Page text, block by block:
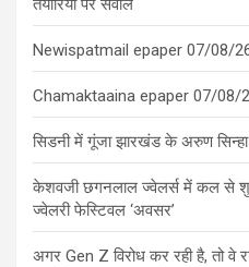
तैयारियों पर सवाल
Newispatmail epaper 07/08/
Chamaktaaina epaper 07/08/
सिडनी में गूंजा झारखंड के अरुण सिन्हा
केशवजी छगनलाल ज्वेलर्स में कल से शुरू
ज्वेलरी फेस्टिवल ‘अवसर’
अगर Gen Z विरोध कर रही है, तो वे